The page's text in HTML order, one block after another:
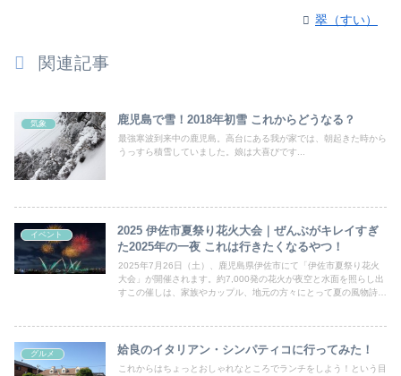
翠（すい）
関連記事
気象 鹿児島で雪！2018年初雪 これからどうなる？
最強寒波到来中の鹿児島。高台にある我が家では、朝起きた時から
うっすら積雪していました。娘は大喜びです...
イベント
2025 伊佐市夏祭り花火大会｜ぜんぶがキレイすぎ
た2025年の一夜 これは行きたくなるやつ！
2025年7月26日（土）、鹿児島県伊佐市にて「伊佐市夏祭り花火
大会」が開催されます。約7,000発の花火が夜空と水面を照らし出
すこの催しは、家族やカップル、地元の方々にとって夏の風物詩と
も安心して楽しんでいただける一助としてまとめました。
グルメ 姶良のイタリアン・シンパティコに行ってみた！
これからはちょっとおしゃれなところでランチをしよう！という目